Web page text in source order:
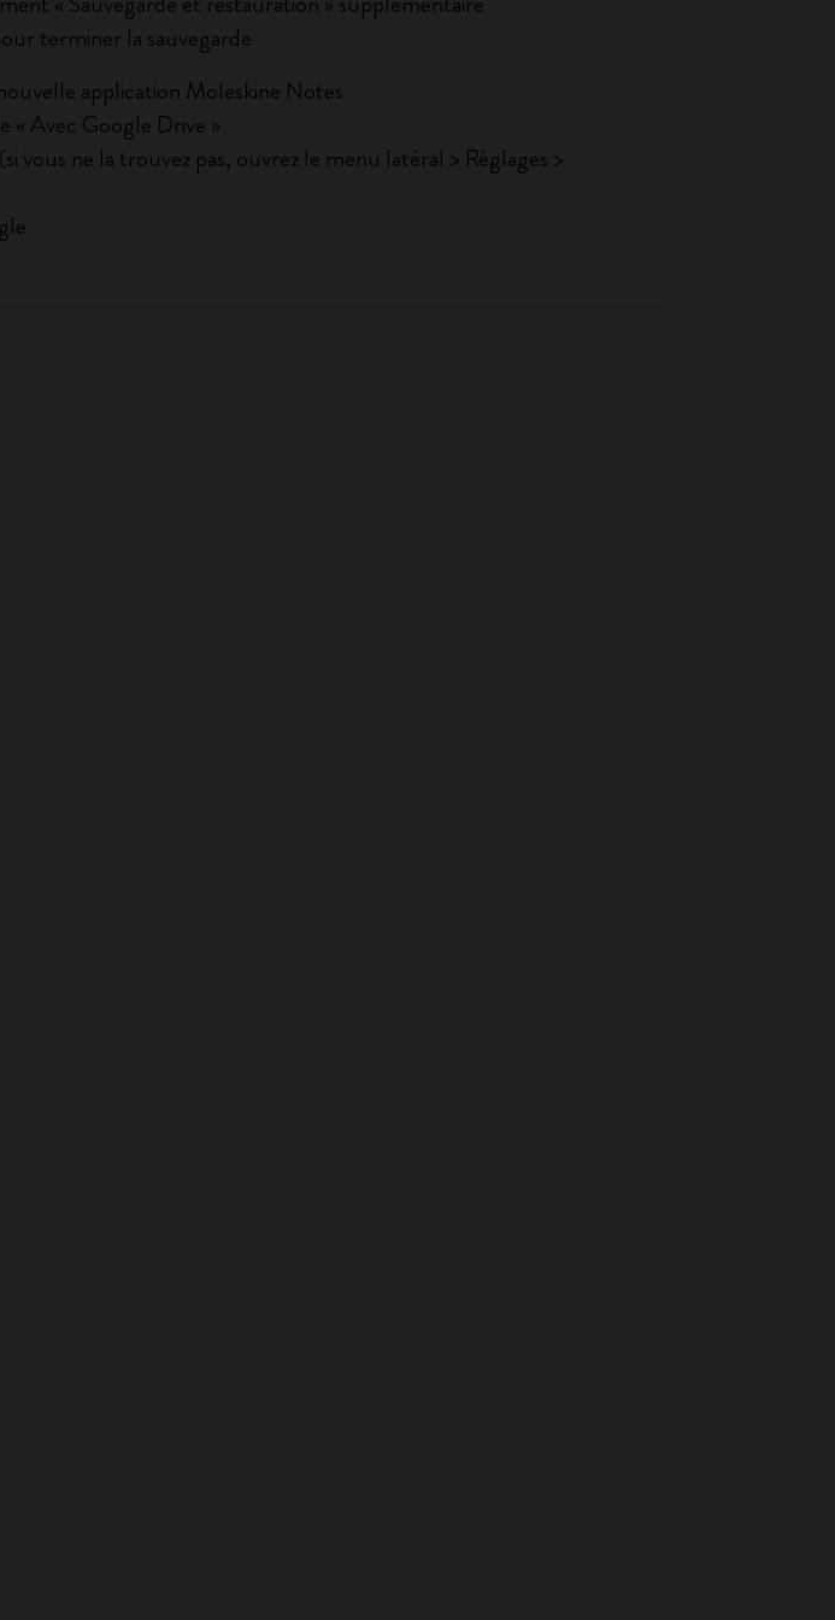
LUXE x Moleskine
terminer la sauvegarde
application Moleskine Notes
« Avec Google Drive »
vous ne la trouvez pas, ouvrez le menu latéral > Réglages >